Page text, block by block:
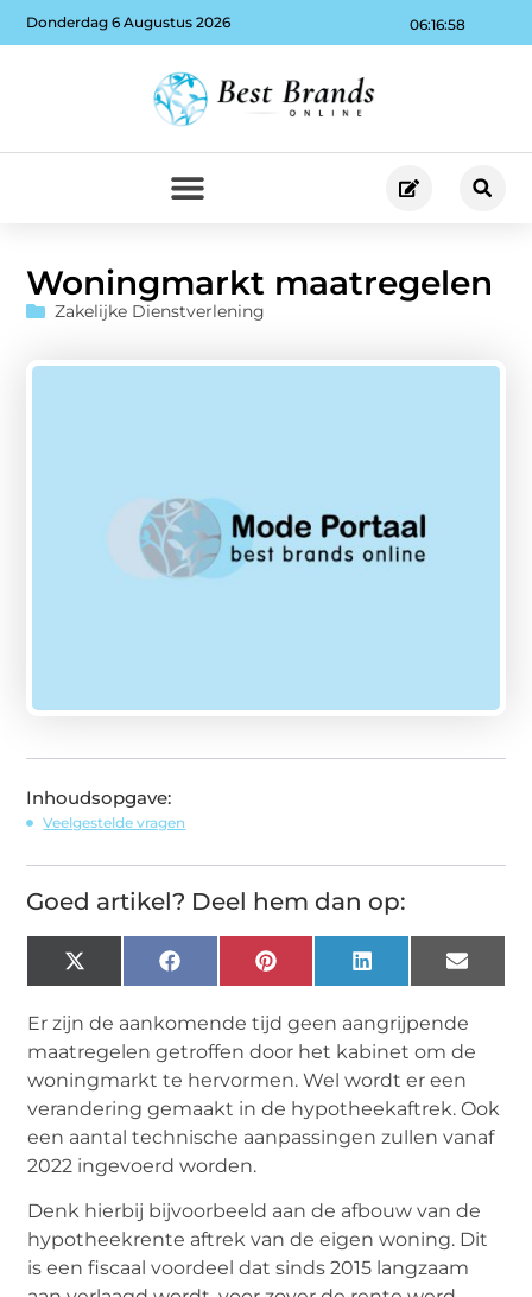
06:16:59
Donderdag 6 Augustus 2026
Woningmarkt maatregelen
Zakelijke Dienstverlening
Inhoudsopgave:
Veelgestelde vragen
Goed artikel? Deel hem dan op:
X
(Twitter)
FacebookPinterest LinkedIn Email
Er zijn de aankomende tijd geen aangrijpende
maatregelen getroffen door het kabinet om de
woningmarkt te hervormen. Wel wordt er een
verandering gemaakt in de hypotheekaftrek. Ook
een aantal technische aanpassingen zullen vanaf
2022 ingevoerd worden.
Denk hierbij bijvoorbeeld aan de afbouw van de
hypotheekrente aftrek van de eigen woning. Dit
is een fiscaal voordeel dat sinds 2015 langzaam